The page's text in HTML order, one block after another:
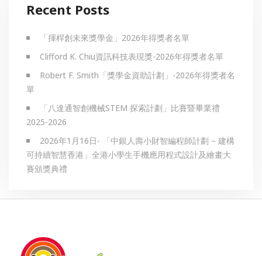
Recent Posts
「揮桿創未來獎學金」2026年得獎者名單
Clifford K. Chiu資訊科技表現獎-2026年得獎者名單
Robert F. Smith「獎學金資助計劃」-2026年得獎者名
單
「八達通智創機械STEM 探索計劃」比賽暨畢業禮
2025-2026
2026年1月16日- 「中銀人壽小財智編程師計劃 – 建構
可持續智慧香港」全港小學生手機應用程式設計及繪畫大
賽頒獎典禮